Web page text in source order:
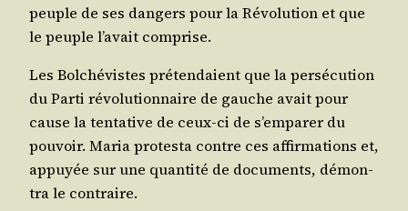
peuple de ses dan­gers pour la Révo­lu­tion et que
le peuple l’avait comprise.
Les Bol­ché­vistes pré­ten­daient que la per­sé­cu­tion
du Par­ti révo­lu­tion­naire de gauche avait pour
cause la ten­ta­tive de ceux-ci de s’emparer du
pou­voir. Maria pro­tes­ta contre ces affir­ma­tions et,
appuyée sur une quan­ti­té de docu­ments, démon­
tra le contraire.